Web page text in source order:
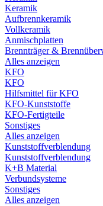
Keramik
Aufbrennkeramik
Vollkeramik
Anmischplatten
Brennträger &
Alles anzeigen
KFO
KFO
Hilfsmittel für KFO
KFO-Kunststoffe
KFO-Fertigteile
Sonstiges
Alles anzeigen
Kunststoffverblendung
Kunststoffverblendung
K+B Material
Verbundsysteme
Sonstiges
Alles anzeigen